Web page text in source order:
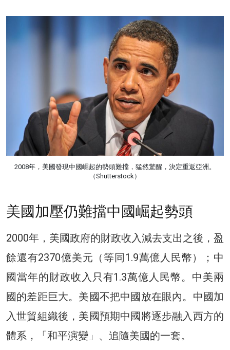
2008年，美國發現中國崛起的勢頭難擋，猛然驚醒，決定重返亞洲。
（Shutterstock）
美國加壓仍難擋中國崛起勢頭
2000年，美國政府的財政收入減去支出之後，盈
餘還有2370億美元（等同1.9萬億人民幣）；中
國當年的財政收入只有1.3萬億人民幣。中美兩
國的差距巨大。美國不把中國放在眼內。中國加
入世貿組織後，美國預期中國將逐步融入西方的
體系，「和平演變」、追隨美國的一套。